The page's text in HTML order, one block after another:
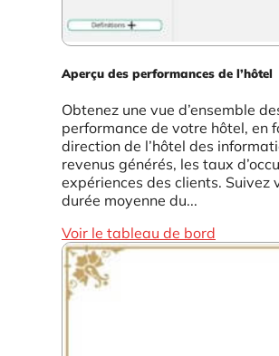
Aperçu des performances de l’hôtel
Obtenez une vue d’ensemble
performance de votre hôtel, en
direction de l’hôtel des
revenus générés, les taux
expériences des clients. Suivez
durée moyenne du...
Voir le tableau de bord